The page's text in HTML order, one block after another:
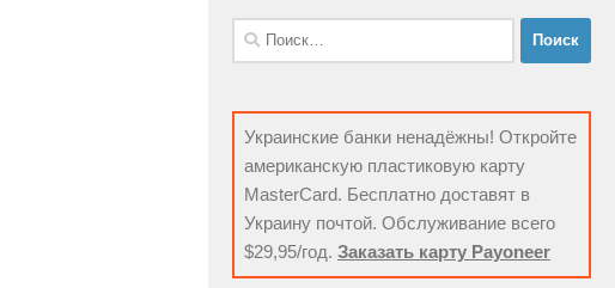
Найти:
Украинские банки ненадёжны! Откройте
американскую пластиковую карту
MasterCard. Бесплатно доставят в
Украину почтой. Обслуживание всего
$29,95/год. Заказать карту Payoneer